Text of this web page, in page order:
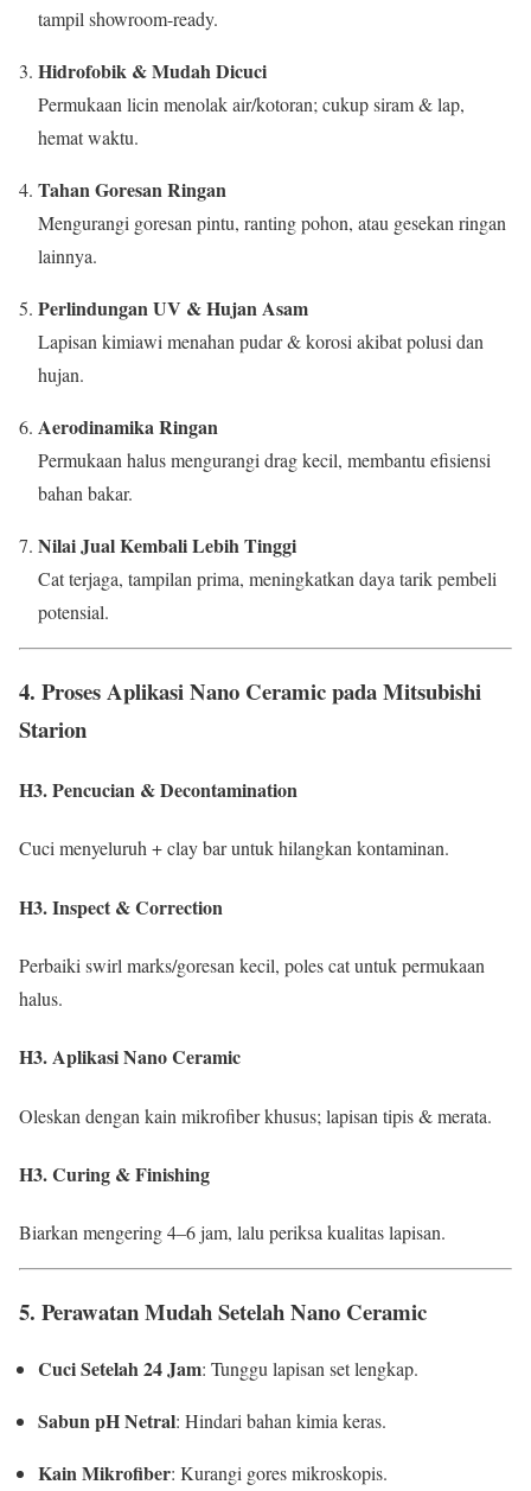
tampil showroom-ready.
Hidrofobik & Mudah Dicuci
Permukaan licin menolak air/kotoran; cukup siram & lap,
hemat waktu.
Tahan Goresan Ringan
Mengurangi goresan pintu, ranting pohon, atau gesekan ringan
lainnya.
Perlindungan UV & Hujan Asam
Lapisan kimiawi menahan pudar & korosi akibat polusi dan
hujan.
Aerodinamika Ringan
Permukaan halus mengurangi drag kecil, membantu efisiensi
bahan bakar.
Nilai Jual Kembali Lebih Tinggi
Cat terjaga, tampilan prima, meningkatkan daya tarik pembeli
potensial.
4. Proses Aplikasi Nano Ceramic pada Mitsubishi
Starion
H3. Pencucian & Decontamination
Cuci menyeluruh + clay bar untuk hilangkan kontaminan.
H3. Inspect & Correction
Perbaiki swirl marks/goresan kecil, poles cat untuk permukaan
halus.
H3. Aplikasi Nano Ceramic
Oleskan dengan kain mikrofiber khusus; lapisan tipis & merata.
H3. Curing & Finishing
Biarkan mengering 4–6 jam, lalu periksa kualitas lapisan.
5. Perawatan Mudah Setelah Nano Ceramic
Cuci Setelah 24 Jam: Tunggu lapisan set lengkap.
Sabun pH Netral: Hindari bahan kimia keras.
Kain Mikrofiber: Kurangi gores mikroskopis.